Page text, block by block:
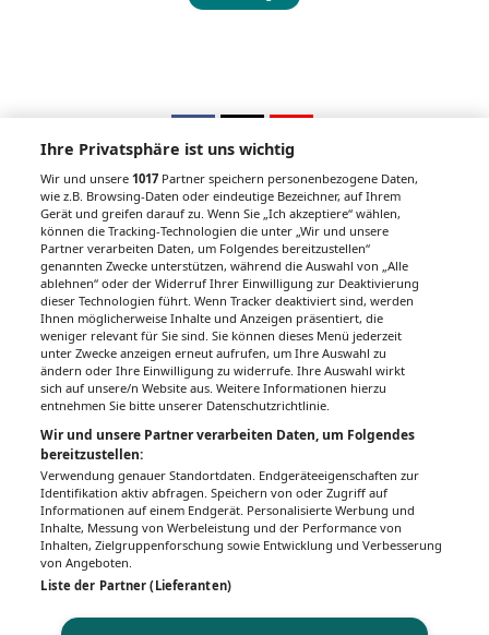
Unsere Wochenzeitungen
Gesundheitsseiten
Hier finden Sie die aktuelle Ausgabe der
Gesundheitsberichterstattung in den 120
Wochenzeitungen der RegionalMedien
Austria sowie ein Archiv der vergangenen
Ausgaben.
Ihre Privatsphäre ist uns wichtig
Wir und unsere1017 Partner speichern personenbezogene Daten,
wie z.B. Browsing-Daten oder eindeutige Bezeichner, auf Ihrem
Gerät und greifen darauf zu. Wenn Sie „Ich akzeptiere“ wählen,
können die Tracking-Technologien die unter „Wir und unsere
Partner verarbeiten Daten, um Folgendes bereitzustellen“
genannten Zwecke unterstützen, während die Auswahl von „Alle
ablehnen“ oder der Widerruf Ihrer Einwilligung zur Deaktivierung
dieser Technologien führt. Wenn Tracker deaktiviert sind, werden
Ihnen möglicherweise Inhalte und Anzeigen präsentiert, die
weniger relevant für Sie sind. Sie können dieses Menü jederzeit
unter Zwecke anzeigen erneut aufrufen, um Ihre Auswahl zu
ändern oder Ihre Einwilligung zu widerrufe. Ihre Auswahl wirkt
sich auf unsere/n Website aus. Weitere Informationen hierzu
entnehmen Sie bitte unserer Datenschutzrichtlinie.
Wir und unsere Partner verarbeiten Daten, um Folgendes
bereitzustellen:
Verwendung genauer Standortdaten. Endgeräteeigenschaften zur
Identifikation aktiv abfragen. Speichern von oder Zugriff auf
Informationen auf einem Endgerät. Personalisierte Werbung und
Inhalte, Messung von Werbeleistung und der Performance von
Inhalten, Zielgruppenforschung sowie Entwicklung und Verbesserung
von Angeboten.
Liste der Partner (Lieferanten)